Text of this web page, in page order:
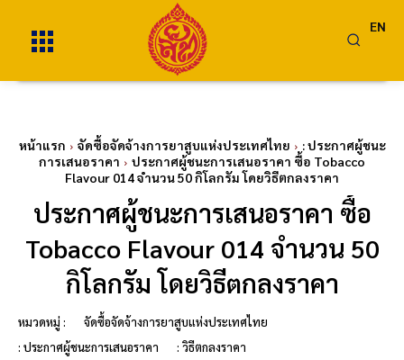
EN
หน้าแรก จัดซื้อจัดจ้างการยาสูบแห่งประเทศไทย
: ประกาศผู้ชนะ
การเสนอราคา
ประกาศผู้ชนะการเสนอราคา ซื้อ Tobacco
Flavour 014 จำนวน 50 กิโลกรัม โดยวิธีตกลงราคา
ประกาศผู้ชนะการเสนอราคา ซื้อ
Tobacco Flavour 014 จำนวน 50
กิโลกรัม โดยวิธีตกลงราคา
หมวดหมู่ :
จัดซื้อจัดจ้างการยาสูบแห่งประเทศไทย
: ประกาศผู้ชนะการเสนอราคา
: วิธีตกลงราคา